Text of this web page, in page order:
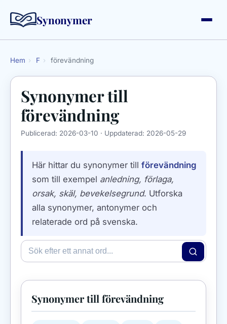
Synonymer
Hem › F › förevändning
Synonymer till
förevändning
Publicerad: 2026-03-10 · Uppdaterad: 2026-05-29
Här hittar du synonymer till förevändning
som till exempel anledning, förlaga,
orsak, skäl, bevekelsegrund. Utforska
alla synonymer, antonymer och
relaterade ord på svenska.
Synonymer till förevändning